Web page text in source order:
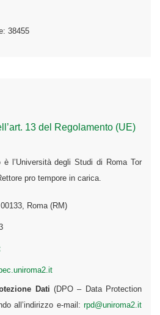
38455
13 del Regolamento (UE)
è l’Università degli Studi di Roma Tor
pro tempore in carica.
Roma (RM)
Dati (DPO – Data Protection
all’indirizzo e-mail: rpd@uniroma2.it